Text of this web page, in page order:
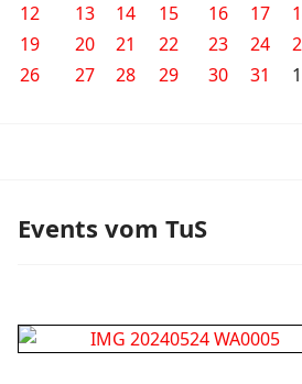
12
13 14 15 16 17
19
20 21 22 23 24
26
27 28 29 30 31 1
Events vom TuS